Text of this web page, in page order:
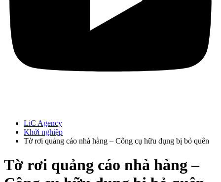
LiC Agency
Khởi nghiệp
Tờ rơi quảng cáo nhà hàng – Công cụ hữu dụng bị bỏ quên
Tờ rơi quảng cáo nhà hàng –